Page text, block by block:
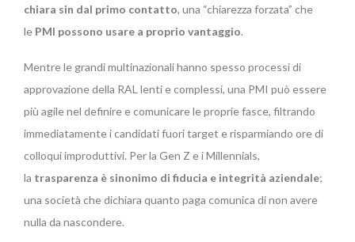
chiara sin dal primo contatto, una “chiarezza forzata” che
le PMI possono usare a proprio vantaggio.
Mentre le grandi multinazionali hanno spesso processi di
approvazione della RAL lenti e complessi, una PMI può essere
più agile nel definire e comunicare le proprie fasce, filtrando
immediatamente i candidati fuori target e risparmiando ore di
colloqui improduttivi. Per la Gen Z e i Millennials,
la trasparenza è sinonimo di fiducia e integrità aziendale;
una società che dichiara quanto paga comunica di non avere
nulla da nascondere.